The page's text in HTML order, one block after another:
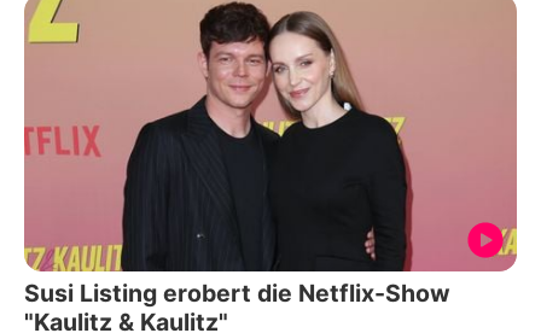
Susi Listing erobert die Netflix-Show
"Kaulitz & Kaulitz"